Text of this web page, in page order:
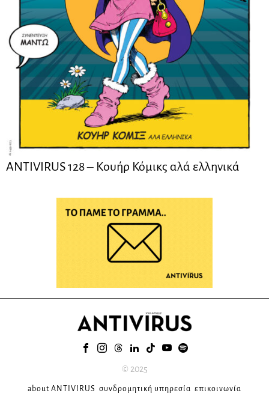
ANTIVIRUS 128 – Kουήρ Κόμικς αλά ελληνικά
© 2025
about ANTIVIRUS συνδρομητική υπηρεσία επικοινωνία